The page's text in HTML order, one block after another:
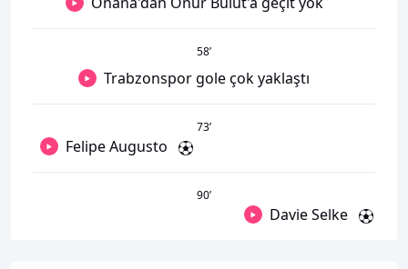
58’
Trabzonspor gole çok yaklaştı
73’
Felipe Augusto
90’
Davie Selke